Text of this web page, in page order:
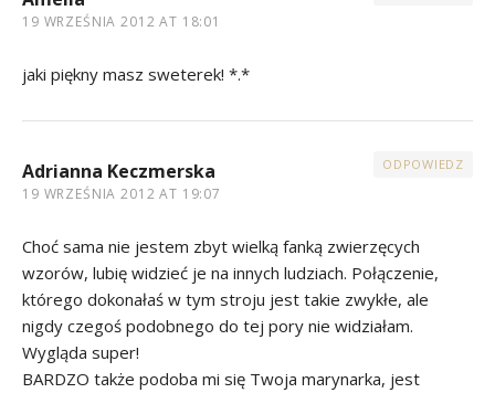
19 WRZEŚNIA 2012 AT 18:01
jaki piękny masz sweterek! *.*
Adrianna Keczmerska
19 WRZEŚNIA 2012 AT 19:07
ODPOWIEDZ
Choć sama nie jestem zbyt wielką fanką zwierzęcych
wzorów, lubię widzieć je na innych ludziach. Połączenie,
którego dokonałaś w tym stroju jest takie zwykłe, ale
nigdy czegoś podobnego do tej pory nie widziałam.
Wygląda super!
BARDZO także podoba mi się Twoja marynarka, jest